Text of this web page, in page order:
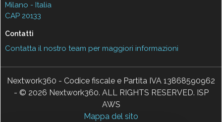
Milano - Italia
CAP 20133
Contatti
Contatta il nostro team per maggiori informazioni
Nextwork360 - Codice fiscale e Partita IVA 13868590962
- © 2026 Nextwork360. ALL RIGHTS RESERVED. ISP
AWS
Mappa del sito